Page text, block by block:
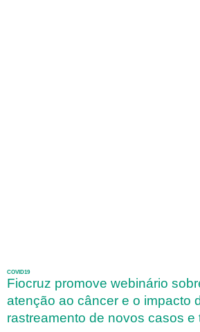
COVID19
Fiocruz promove webinário
atenção ao câncer e o impacto
rastreamento de novos casos e